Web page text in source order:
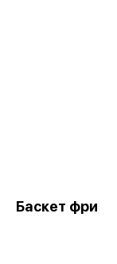
Баскет фри